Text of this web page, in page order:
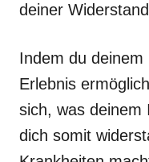
deiner
Indem du
Erlebnis
sich, was deinem
dich somit